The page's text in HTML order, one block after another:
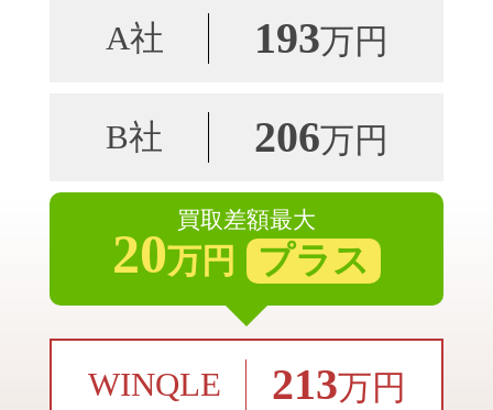
A社 193万円
B社 206万円
買取差額最大
20万円 プラス
WINQLE 213万円